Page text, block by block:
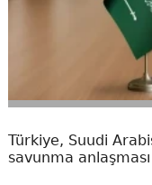
Türkiye, Suudi
savunma